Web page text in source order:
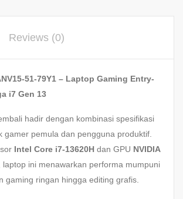
Reviews (0)
51-79Y1 – Laptop Gaming Entry-
i7 Gen 13
hadir dengan kombinasi spesifikasi
gamer pemula dan pengguna produktif.
Intel Core i7-13620H dan GPU NVIDIA
laptop ini menawarkan performa mumpuni
gaming ringan hingga editing grafis.